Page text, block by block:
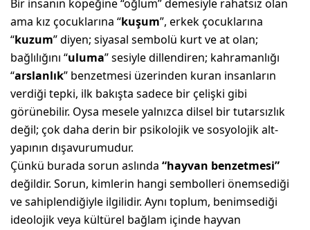
Bir insanın köpeğine “oğlum” demesiyle rahatsız olan
ama kız çocuklarına “kuşum”, erkek çocuklarına
“kuzum” diyen; siyasal sembolü kurt ve at olan;
bağlılığını “uluma” sesiyle dillendiren; kahramanlığı
“arslanlık” benzetmesi üzerinden kuran insanların
verdiği tepki, ilk bakışta sadece bir çelişki gibi
görünebilir. Oysa mesele yalnızca dilsel bir tutarsızlık
değil; çok daha derin bir psikolojik ve sosyolojik alt-
yapının dışavurumudur.
Çünkü burada sorun aslında “hayvan benzetmesi”
değildir. Sorun, kimlerin hangi sembolleri önemsediği
ve sahiplendiğiyle ilgilidir. Aynı toplum, benimsediği
ideolojik veya kültürel bağlam içinde hayvan